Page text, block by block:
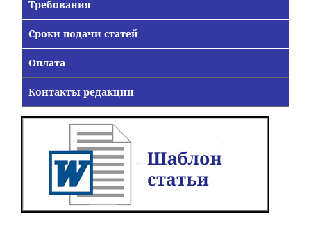
Требования
Сроки подачи статей
Оплата
Контакты редакции